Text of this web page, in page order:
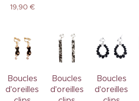
19,90 €
Boucles
d'oreilles
Boucles
d'oreilles
Boucles
d'oreilles